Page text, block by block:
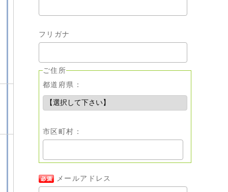
フリガナ
ご住所
都道府県：
市区町村：
メールアドレス